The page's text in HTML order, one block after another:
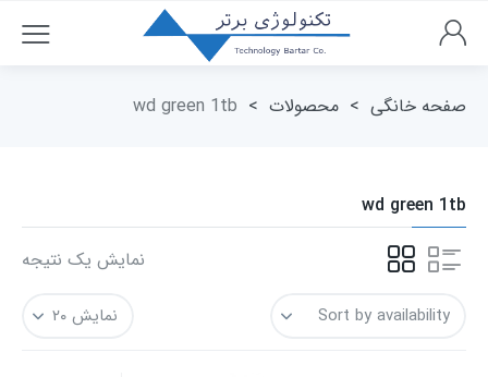
صفحه خانگی > محصولات >
wd green 1tb
wd green 1tb
نمایش یک نتیجه